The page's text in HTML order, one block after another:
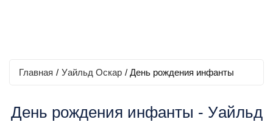
Главная / Уайльд Оскар / День рождения инфанты
День рождения инфанты - Уайльд